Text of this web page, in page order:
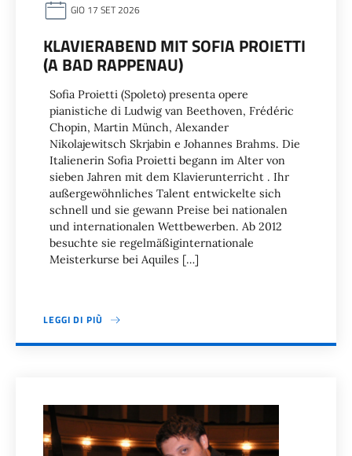
GIO 17 SET 2026
KLAVIERABEND MIT SOFIA PROIETTI
(A BAD RAPPENAU)
Sofia Proietti (Spoleto) presenta opere
pianistiche di Ludwig van Beethoven, Frédéric
Chopin, Martin Münch, Alexander
Nikolajewitsch Skrjabin e Johannes Brahms. Die
Italienerin Sofia Proietti begann im Alter von
sieben Jahren mit dem Klavierunterricht . Ihr
außergewöhnliches Talent entwickelte sich
schnell und sie gewann Preise bei nationalen
und internationalen Wettbewerben. Ab 2012
besuchte sie regelmäßiginternationale
Meisterkurse bei Aquiles […]
LEGGI DI PIÙ